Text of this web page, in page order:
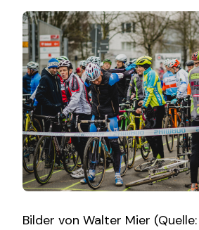
Bilder von Walter Mier (Quelle: